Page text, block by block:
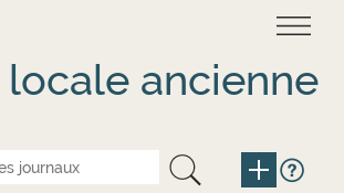
locale ancienne
cookies